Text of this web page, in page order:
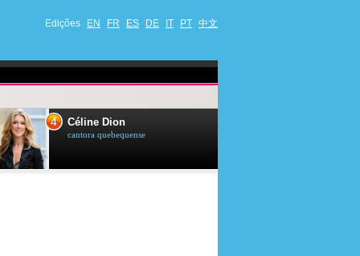
Edições EN FR ES DE IT PT 中文
4 Céline Dion
cantora quebequense